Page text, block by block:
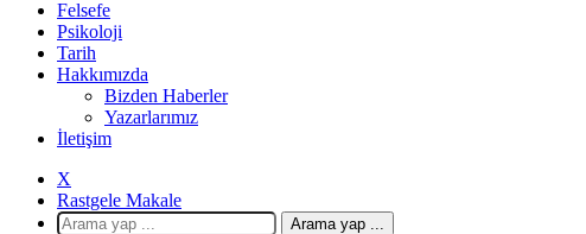
Felsefe
Psikoloji
Tarih
Hakkımızda
Bizden Haberler
Yazarlarımız
İletişim
X
Rastgele Makale
Arama yap ...